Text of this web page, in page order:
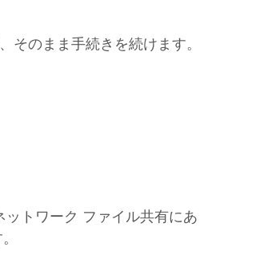
そのまま手続きを続けます。
トワーク ファイル共有にあ